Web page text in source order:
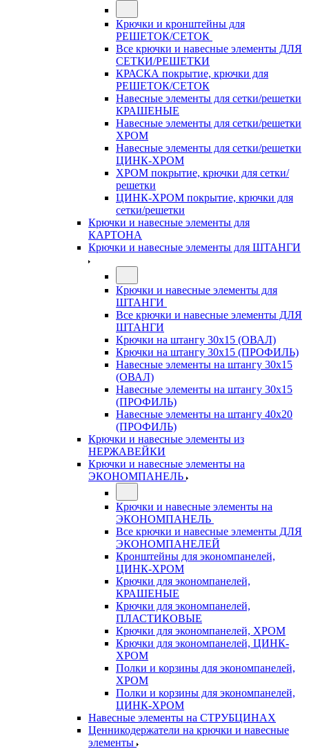
Крючки и кронштейны для
РЕШЕТОК/СЕТОК
Все крючки и навесные элементы ДЛЯ
СЕТКИ/РЕШЕТКИ
КРАСКА покрытие, крючки для
РЕШЕТОК/СЕТОК
Навесные элементы для сетки/решетки
КРАШЕНЫЕ
Навесные элементы для сетки/решетки
ХРОМ
Навесные элементы для сетки/решетки
ЦИНК-ХРОМ
ХРОМ покрытие, крючки для сетки/
решетки
ЦИНК-ХРОМ покрытие, крючки для
сетки/решетки
Крючки и навесные элементы для
КАРТОНА
Крючки и навесные элементы для ШТАНГИ
Крючки и навесные элементы для
ШТАНГИ
Все крючки и навесные элементы ДЛЯ
ШТАНГИ
Крючки на штангу 30х15 (ОВАЛ)
Крючки на штангу 30х15 (ПРОФИЛЬ)
Навесные элементы на штангу 30х15
(ОВАЛ)
Навесные элементы на штангу 30х15
(ПРОФИЛЬ)
Навесные элементы на штангу 40х20
(ПРОФИЛЬ)
Крючки и навесные элементы из
НЕРЖАВЕЙКИ
Крючки и навесные элементы на
ЭКОНОМПАНЕЛЬ
Крючки и навесные элементы на
ЭКОНОМПАНЕЛЬ
Все крючки и навесные элементы ДЛЯ
ЭКОНОМПАНЕЛЕЙ
Кронштейны для экономпанелей,
ЦИНК-ХРОМ
Крючки для экономпанелей,
КРАШЕНЫЕ
Крючки для экономпанелей,
ПЛАСТИКОВЫЕ
Крючки для экономпанелей, ХРОМ
Крючки для экономпанелей, ЦИНК-
ХРОМ
Полки и корзины для экономпанелей,
ХРОМ
Полки и корзины для экономпанелей,
ЦИНК-ХРОМ
Навесные элементы на СТРУБЦИНАХ
Ценникодержатели на крючки и навесные
элементы